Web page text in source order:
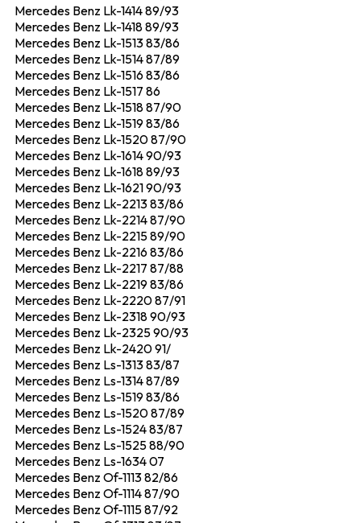
Mercedes Benz Lk-1414 89/93
Mercedes Benz Lk-1418 89/93
Mercedes Benz Lk-1513 83/86
Mercedes Benz Lk-1514 87/89
Mercedes Benz Lk-1516 83/86
Mercedes Benz Lk-1517 86
Mercedes Benz Lk-1518 87/90
Mercedes Benz Lk-1519 83/86
Mercedes Benz Lk-1520 87/90
Mercedes Benz Lk-1614 90/93
Mercedes Benz Lk-1618 89/93
Mercedes Benz Lk-1621 90/93
Mercedes Benz Lk-2213 83/86
Mercedes Benz Lk-2214 87/90
Mercedes Benz Lk-2215 89/90
Mercedes Benz Lk-2216 83/86
Mercedes Benz Lk-2217 87/88
Mercedes Benz Lk-2219 83/86
Mercedes Benz Lk-2220 87/91
Mercedes Benz Lk-2318 90/93
Mercedes Benz Lk-2325 90/93
Mercedes Benz Lk-2420 91/
Mercedes Benz Ls-1313 83/87
Mercedes Benz Ls-1314 87/89
Mercedes Benz Ls-1519 83/86
Mercedes Benz Ls-1520 87/89
Mercedes Benz Ls-1524 83/87
Mercedes Benz Ls-1525 88/90
Mercedes Benz Ls-1634 07
Mercedes Benz Of-1113 82/86
Mercedes Benz Of-1114 87/90
Mercedes Benz Of-1115 87/92